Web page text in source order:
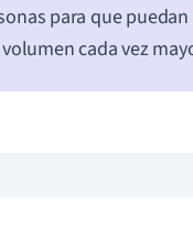
para que
cada vez